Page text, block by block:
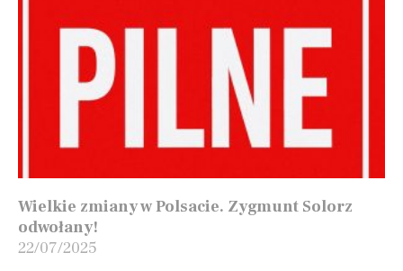
Wielkie zmiany w Polsacie. Zygmunt Solorz
odwołany!
22/07/2025